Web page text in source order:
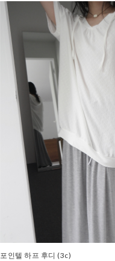
포인텔 하프 후디 (3c)